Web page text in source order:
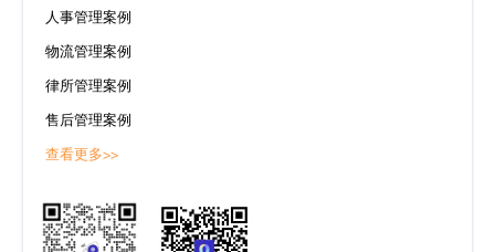
人事管理案例
物流管理案例
律所管理案例
售后管理案例
查看更多>>